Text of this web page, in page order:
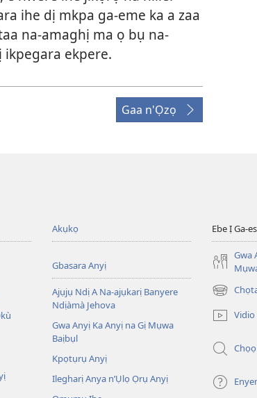
ihe dị mkpa ga-eme ka a zaa
na-amaghị ma ọ bụ na-
ikpegara ekpere.
Gaa n'Ọzọ
Akụkọ
Gbasara Anyị
Ajụjụ Ndị A Na-ajụkarị Banyere
Ndịàmà Jehova
Gwa Anyị Ka Anyị na Gị Mụwa
Baịbụl
Kpọtụrụ Anyị
Ilegharị Anya n’Ụlọ Ọrụ Anyị
Ebe Ị Ga-
Gwa
(ga-
emepere
gị
ọzọ
ga-
anọ
Vidio
Chọọ